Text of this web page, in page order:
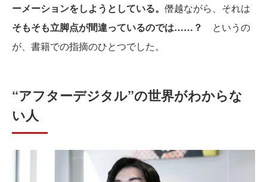
ーメーションをしようとしている。 僭越ながら、それは
そもそも立脚点が間違っているのでは……？
というの
が、書籍での指摘のひとつでした。
“アフターデジタル”の世界がわからな
い人